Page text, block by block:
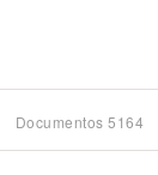
Documentos 5164